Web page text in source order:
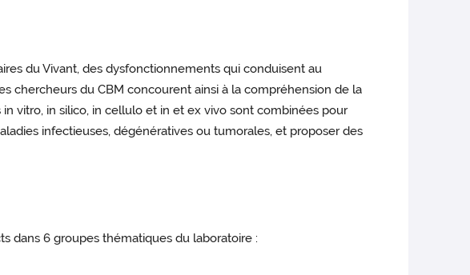
du Vivant, des dysfonctionnements qui conduisent au
chercheurs du CBM concourent ainsi à la compréhension de la
vitro, in silico, in cellulo et in et ex vivo sont combinées pour
infectieuses, dégénératives ou tumorales, et proposer des
dans 6 groupes thématiques du laboratoire :